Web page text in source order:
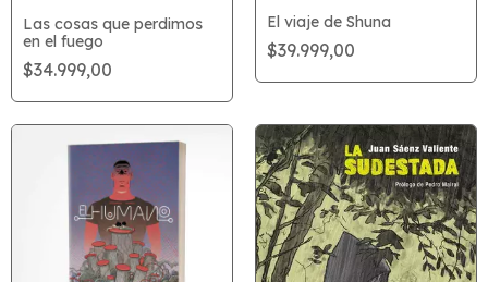
Las cosas que perdimos
en el fuego
$34.999,00
El viaje de Shuna
$39.999,00